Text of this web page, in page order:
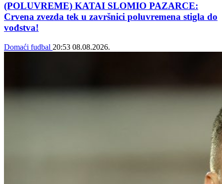
(POLUVREME) KATAI SLOMIO PAZARCE:
Crvena zvezda tek u završnici poluvremena stigla do
vođstva!
Domaći fudbal 20:53 08.08.2026.